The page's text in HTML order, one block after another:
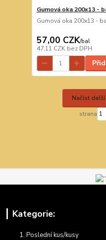
Gumová oka 200x13 -
Gumová oka 200x13 -
57,00 CZK/bal
47,11 CZK bez DPH
Načíst
strana
Kategorie:
Poslední kus/kusy